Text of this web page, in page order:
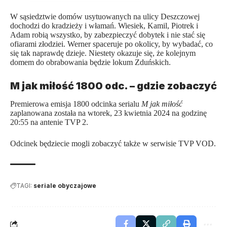
W sąsiedztwie domów usytuowanych na ulicy Deszczowej
dochodzi do kradzieży i włamań. Wiesiek, Kamil, Piotrek i
Adam robią wszystko, by zabezpieczyć dobytek i nie stać się
ofiarami złodziei. Werner spaceruje po okolicy, by wybadać, co
się tak naprawdę dzieje. Niestety okazuje się, że kolejnym
domem do obrabowania będzie lokum Zduńskich.
M jak miłość 1800 odc. – gdzie zobaczyć
Premierowa emisja 1800 odcinka serialu M jak miłość
zaplanowana została na wtorek, 23 kwietnia 2024 na godzinę
20:55 na antenie TVP 2.
Odcinek będziecie mogli zobaczyć także w serwisie TVP VOD.
TAGI: seriale obyczajowe